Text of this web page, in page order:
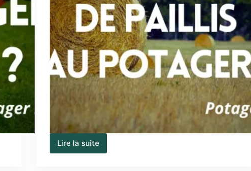
Lire la suite
Épaisseur